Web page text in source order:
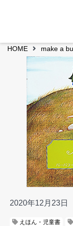
HOME make a
2020年12月23日
えほん・児童書